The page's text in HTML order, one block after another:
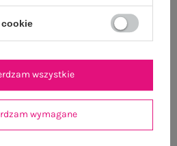
OGLĄDANE
Zobacz wszystko
cookie
wymagane
wszystkie